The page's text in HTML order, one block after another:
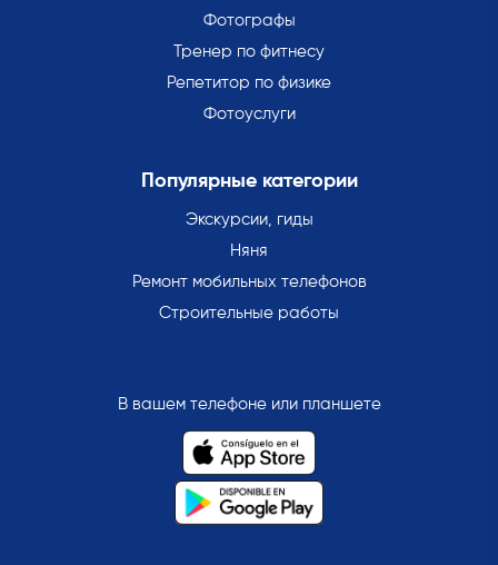
Фотографы
Тренер по фитнесу
Репетитор по физике
Фотоуслуги
Популярные категории
Экскурсии, гиды
Няня
Ремонт мобильных телефонов
Строительные работы
В вашем телефоне или планшете